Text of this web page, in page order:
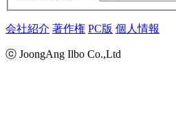
会社紹介 著作権 PC版 個人情報
ⓒ JoongAng Ilbo Co.,Ltd